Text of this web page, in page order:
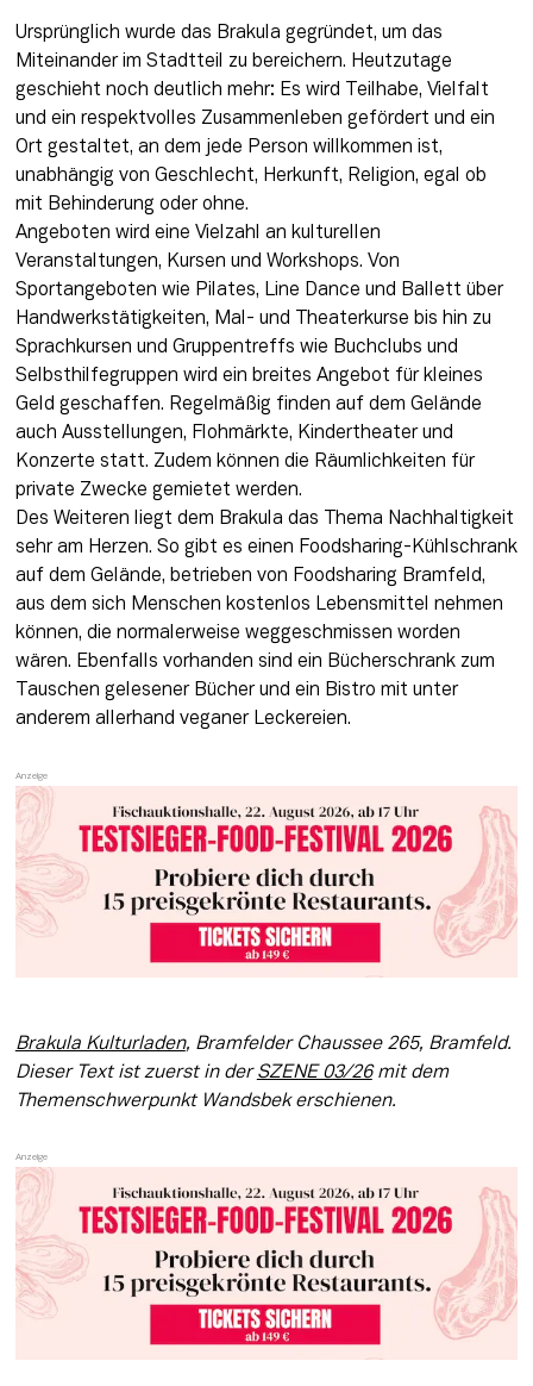
Ursprünglich wurde das Brakula gegründet, um das
Miteinander im Stadtteil zu bereichern. Heutzutage
geschieht noch deutlich mehr: Es wird Teilhabe, Vielfalt
und ein respektvolles Zusammenleben gefördert und ein
Ort gestaltet, an dem jede Person willkommen ist,
unabhängig von Geschlecht, Herkunft, Religion, egal ob
mit Behinderung oder ohne.
Angeboten wird eine Vielzahl an kulturellen
Veranstaltungen, Kursen und Workshops. Von
Sportangeboten wie Pilates, Line Dance und Ballett über
Handwerkstätigkeiten, Mal- und Theaterkurse bis hin zu
Sprachkursen und Gruppentreffs wie Buchclubs und
Selbsthilfegruppen wird ein breites Angebot für kleines
Geld geschaffen. Regelmäßig finden auf dem Gelände
auch Ausstellungen, Flohmärkte, Kindertheater und
Konzerte statt. Zudem können die Räumlichkeiten für
private Zwecke gemietet werden.
Des Weiteren liegt dem Brakula das Thema Nachhaltigkeit
sehr am Herzen. So gibt es einen Foodsharing-Kühlschrank
auf dem Gelände, betrieben von Foodsharing Bramfeld,
aus dem sich Menschen kostenlos Lebensmittel nehmen
können, die normalerweise weggeschmissen worden
wären. Ebenfalls vorhanden sind ein Bücherschrank zum
Tauschen gelesener Bücher und ein Bistro mit unter
anderem allerhand veganer Leckereien.
Brakula Kulturladen, Bramfelder Chaussee 265, Bramfeld.
Dieser Text ist zuerst in der SZENE 03/26 mit dem
Themenschwerpunkt Wandsbek erschienen.